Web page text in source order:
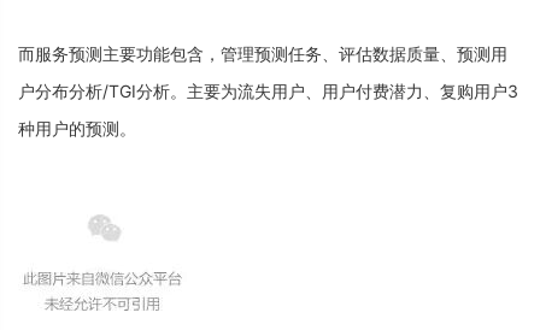
而服务预测主要功能包含 ， 管理预测任务 评估数据质量 预测用
户分布分析/TGI分析。 主要为流失用 户 用 户付费潜力 复购用 户3
种用 户的预测。